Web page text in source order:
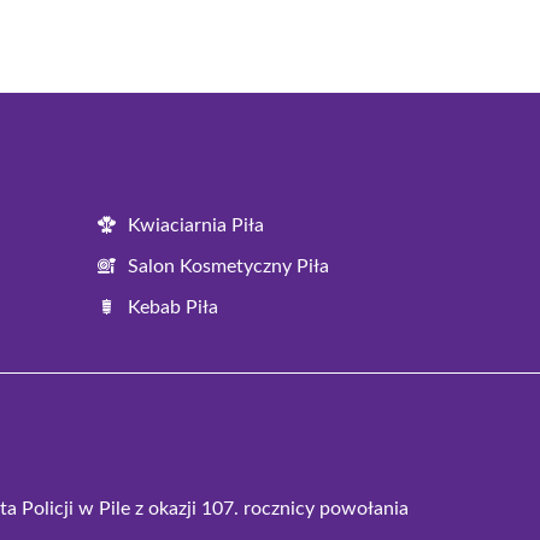
Kwiaciarnia Piła
Salon Kosmetyczny Piła
Kebab Piła
Policji w Pile z okazji 107. rocznicy powołania